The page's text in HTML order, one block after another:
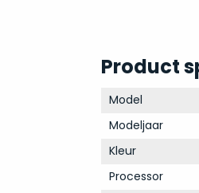
Product
Model
Modeljaar
Kleur
Processor